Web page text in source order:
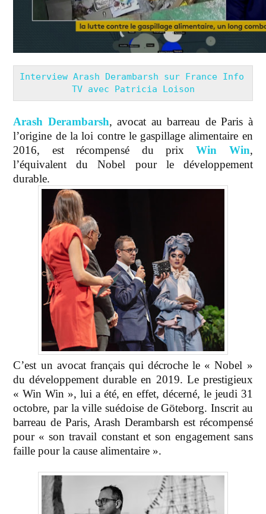
Interview Arash Derambarsh sur France Info
TV avec Patricia Loison
Arash Derambarsh, avocat au barreau de Paris à
l’origine de la loi contre le gaspillage alimentaire en
2016, est récompensé du prixWin Win,
l’équivalent du Nobel pour le développement
durable.
C’est un avocat français qui décroche le « Nobel »
du développement durable en 2019. Le prestigieux
« Win Win », lui a été, en effet, décerné, le jeudi 31
octobre, par la ville suédoise de Göteborg. Inscrit au
barreau de Paris, Arash Derambarsh est récompensé
pour « son travail constant et son engagement sans
faille pour la cause alimentaire ».